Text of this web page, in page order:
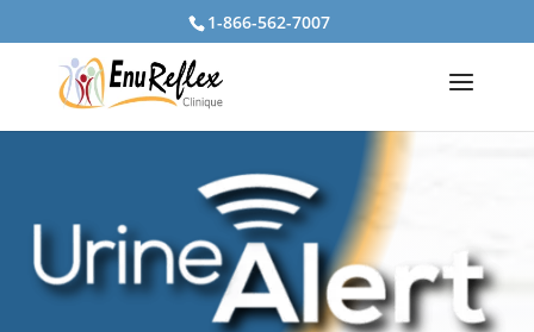
1-866-562-7007